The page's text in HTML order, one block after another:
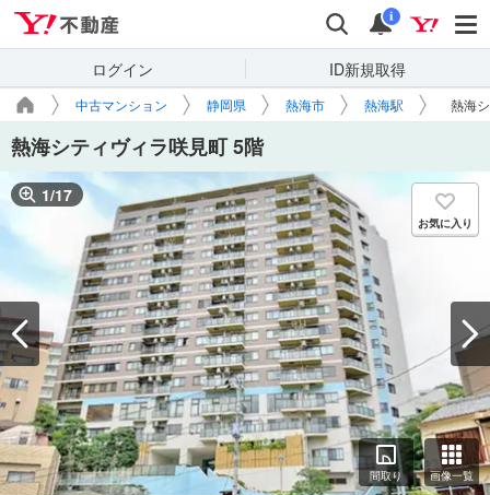
検索 通知
i
ログイン ID新規取得
中古マンション 静岡県 熱海市 熱海駅 熱海
熱海シティヴィラ咲見町 5階
1/17
お気に入り
間取り 画像一覧